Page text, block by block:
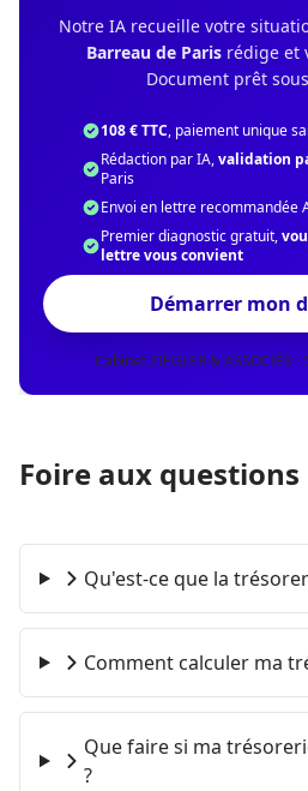
Notre IA recueille votre
Barreau de Paris rédige et
Document prêt
108 € TTC, paiement unique
Rédaction par IA,validation
Paris
Envoi en lettre recommandée
Premier diagnostic gratuit,
lettre vous convient
Démarrer mon
Cabinet ZIEGLER & ASSOCIÉS
Foire aux questions
Qu'est-ce que la
Comment calculer ma
Que faire si ma
?